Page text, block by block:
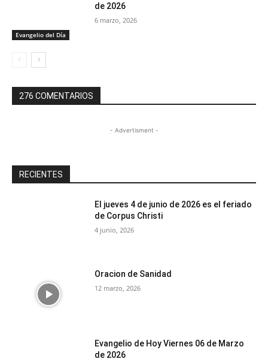
Evangelio del Día
de 2026
6 marzo, 2026
276 COMENTARIOS
- Advertisment -
RECIENTES
El jueves 4 de junio de 2026 es el feriado
de Corpus Christi
4 junio, 2026
Oracion de Sanidad
12 marzo, 2026
Evangelio de Hoy Viernes 06 de Marzo
de 2026